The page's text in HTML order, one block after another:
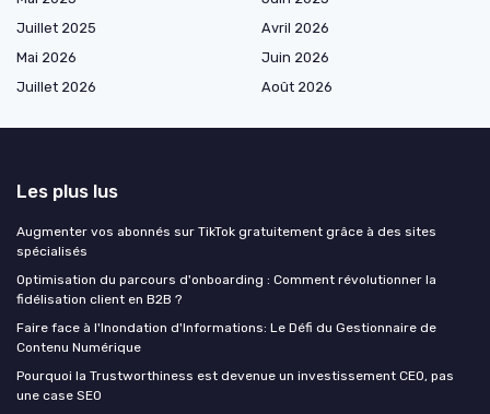
Juillet 2025
Avril 2026
Mai 2026
Juin 2026
Juillet 2026
Août 2026
Les plus lus
Augmenter vos abonnés sur TikTok gratuitement grâce à des sites
spécialisés
Optimisation du parcours d'onboarding : Comment révolutionner la
fidélisation client en B2B ?
Faire face à l'Inondation d'Informations: Le Défi du Gestionnaire de
Contenu Numérique
Pourquoi la Trustworthiness est devenue un investissement CEO, pas
une case SEO